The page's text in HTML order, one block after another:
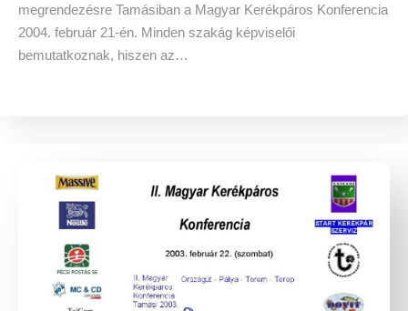
megrendezésre Tamásiban a Magyar Kerékpáros Konferencia
2004. február 21-én. Minden szakág képviselői
bemutatkoznak, hiszen az…